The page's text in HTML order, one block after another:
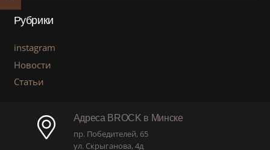
Рубрики
instagram
Новости
Статьи
Адреса BROCK в Минске
пр. Победителей, 65
ул. Скрыганова, 4д